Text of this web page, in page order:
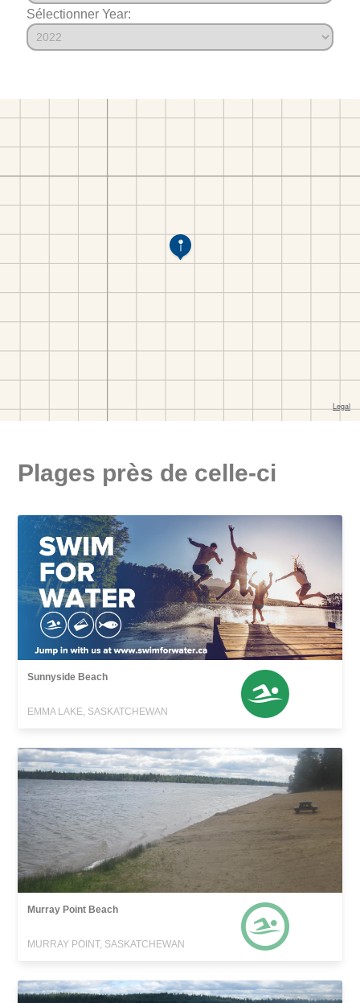
Sélectionner Year:
Plages près de celle-ci
Sunnyside Beach
EMMA LAKE, SASKATCHEWAN
Murray Point Beach
MURRAY POINT, SASKATCHEWAN